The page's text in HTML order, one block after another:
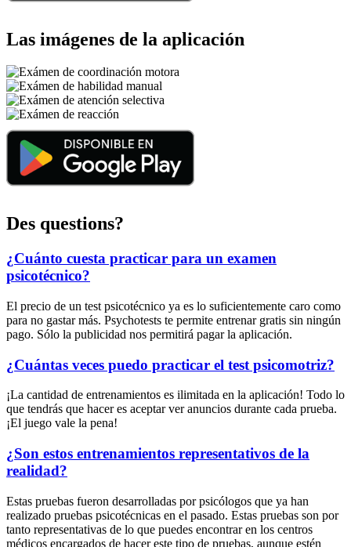
Las imágenes de la aplicación
Des questions?
¿Cuánto cuesta practicar para un examen
psicotécnico?
El precio de un test psicotécnico ya es lo suficientemente caro como
para no gastar más. Psychotests te permite entrenar gratis sin ningún
pago. Sólo la publicidad nos permitirá pagar la aplicación.
¿Cuántas veces puedo practicar el test psicomotriz?
¡La cantidad de entrenamientos es ilimitada en la aplicación! Todo lo
que tendrás que hacer es aceptar ver anuncios durante cada prueba.
¡El juego vale la pena!
¿Son estos entrenamientos representativos de la
realidad?
Estas pruebas fueron desarrolladas por psicólogos que ya han
realizado pruebas psicotécnicas en el pasado. Estas pruebas son por
tanto representativas de lo que puedes encontrar en los centros
médicos encargados de hacer este tipo de pruebas, aunque estén